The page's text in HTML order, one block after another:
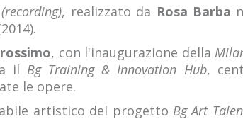
, realizzato da Rosa Barba
, con l'inaugurazione della
il Bg Training & Innovation Hub,
le opere.
artistico del progetto Bg Art